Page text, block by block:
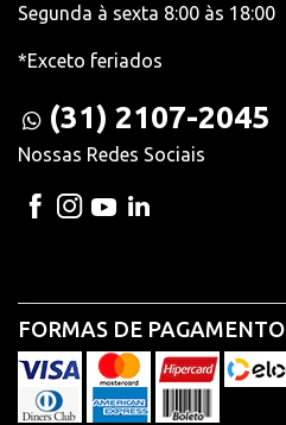
Segunda à sexta 8:00 às 18:00
*Exceto feriados
(31) 2107-2045
Nossas Redes Sociais
FORMAS DE PAGAMENTO